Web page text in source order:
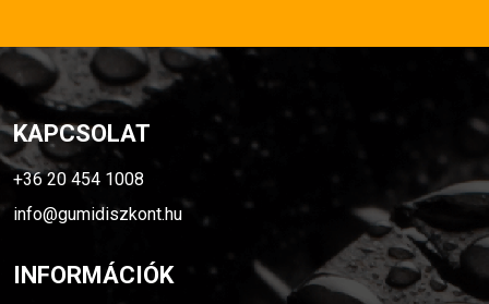
KAPCSOLAT
+36 20 454 1008
info@gumidiszkont.hu
INFORMÁCIÓK